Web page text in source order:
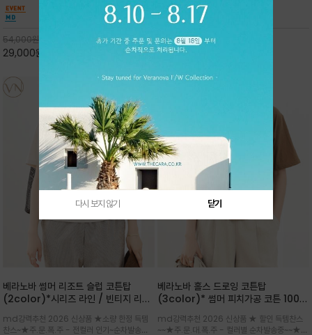
안함을 동시에 느낄수 있으며 차분하고 필요한
컬러웨이로 단독 또는 린넨 자켓/ 여름점퍼 안에
코디하기 만능템 입니다^^
54,000원
29,000원
핏 강연티셔츠
한 착용감을 선사하며, 자연스럽게 떨어지는 실루
엣이 편안하며 ★도회적인 무드로 루즈하게 단독
65,000원
30,000
베라노바 썸머 리조트 슬럽 코튼탑
(2color)*시리즈 라인 / 빈티지 리조
는 가벼운 코튼 터치의 반팔 티셔츠입니
md강력추천 2026 신상품 ★소량 한정 득템
찬스~★주.문.폭.주 - 전컬러 인기~순차발송중
베라노바 홀스 드로잉 코튼탑
(3color)* 썸머 피치가공 코튼 100프
의 미를 살려 말의 윤곽선만 스케치하여
md강력추천 2026 신상품 ★ 할인 득템찬스
~~★주.문.대.폭.주 - 컬러별 순차발송중~~★프
다시 보지 않기 닫기